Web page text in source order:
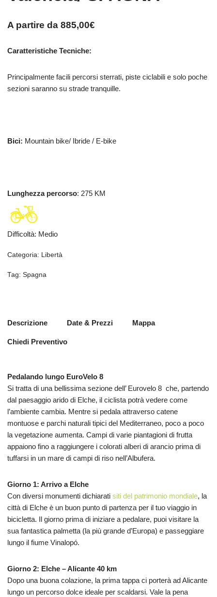
A partire da 885,00€
Caratteristiche Tecniche:
Principalmente facili percorsi sterrati, piste ciclabili e solo poche
sezioni saranno su strade tranquille.
Bici: Mountain bike/ Ibride / E-bike
Lunghezza percorso: 275 KM
Difficoltà: Medio
Categoria: Libertà
Tag: Spagna
Descrizione Date & Prezzi Mappa
Chiedi Preventivo
Pedalando lungo EuroVelo 8
Si tratta di una bellissima sezione dell’ Eurovelo 8 che, partendo
dal paesaggio arido di Elche, il ciclista potrà vedere come
l’ambiente cambia. Mentre si pedala attraverso catene
montuose e parchi naturali tipici del Mediterraneo, poco a poco
la vegetazione aumenta. Campi di varie piantagioni di frutta
appaiono fino a raggiungere i colorati alberi di arancio prima di
tuffarsi in un mare di campi di riso nell’Albufera.
Giorno 1: Arrivo a Elche
Con diversi monumenti dichiarati siti del patrimonio mondiale, la
città di Elche è un buon punto di partenza per il tuo viaggio in
bicicletta. Il giorno prima di iniziare a pedalare, puoi visitare la
sua fantastica palmetta (la più grande d’Europa) e passeggiare
lungo il fiume Vinalopó.
Giorno 2: Elche – Alicante 40 km
Dopo una buona colazione, la prima tappa ci porterà ad Alicante
lungo un percorso dolce ideale per scaldarsi. Vale la pena